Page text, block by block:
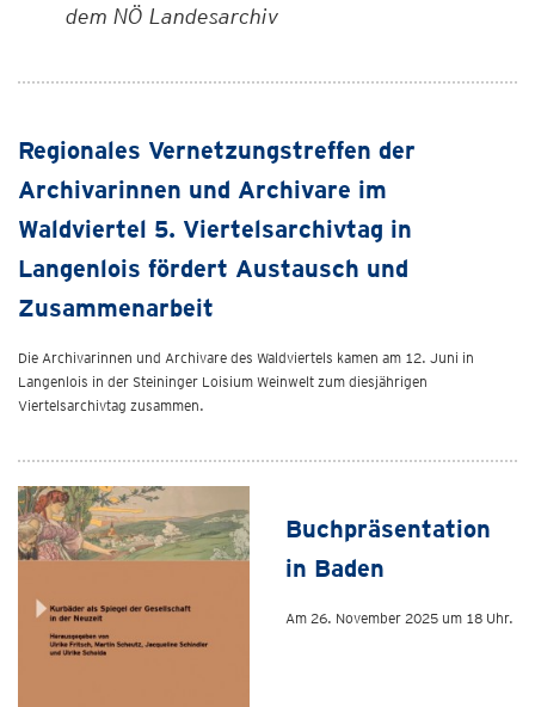
dem NÖ Landesarchiv
Regionales Vernetzungstreffen der
Archivarinnen und Archivare im
Waldviertel 5. Viertelsarchivtag in
Langenlois fördert Austausch und
Zusammenarbeit
Die Archivarinnen und Archivare des Waldviertels kamen am 12. Juni in
Langenlois in der Steininger Loisium Weinwelt zum diesjährigen
Viertelsarchivtag zusammen.
Buchpräsentation
in Baden
Am 26. November 2025 um 18 Uhr.